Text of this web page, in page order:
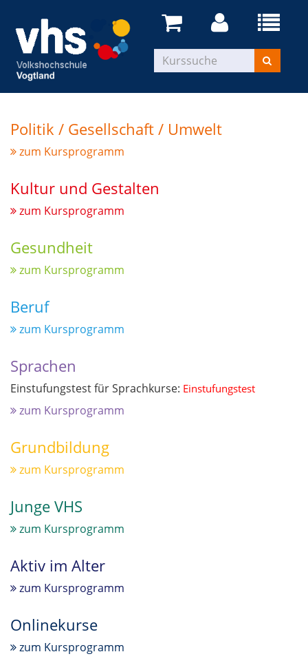
Politik / Gesellschaft / Umwelt
zum Kursprogramm
Kultur und Gestalten
zum Kursprogramm
Gesundheit
zum Kursprogramm
Beruf
zum Kursprogramm
Sprachen
Einstufungstest für Sprachkurse: Einstufungstest
zum Kursprogramm
Grundbildung
zum Kursprogramm
Junge VHS
zum Kursprogramm
Aktiv im Alter
zum Kursprogramm
Onlinekurse
zum Kursprogramm